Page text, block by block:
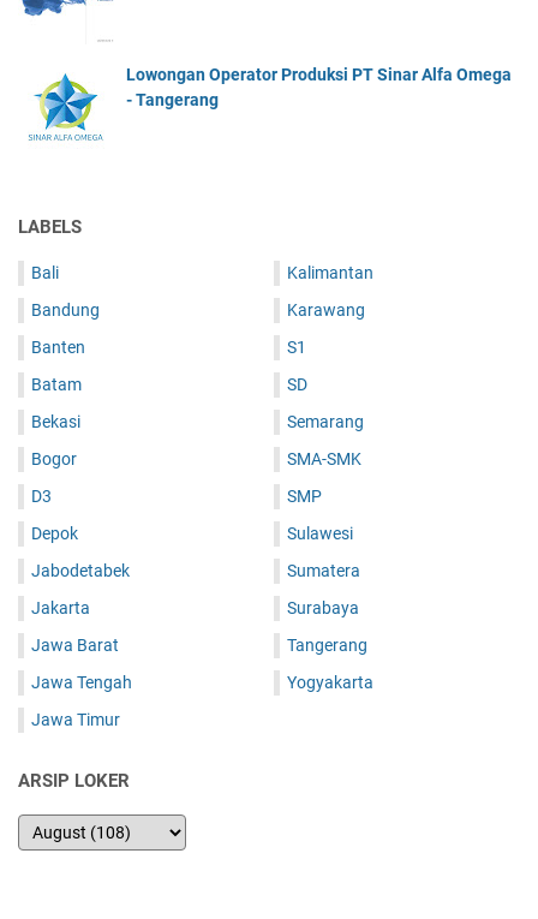
Lowongan Operator Produksi PT Sinar Alfa Omega
- Tangerang
LABELS
Bali
Bandung
Banten
Batam
Bekasi
Bogor
D3
Depok
Jabodetabek
Jakarta
Jawa Barat
Jawa Tengah
Jawa Timur
Kalimantan
Karawang
S1
SD
Semarang
SMA-SMK
SMP
Sulawesi
Sumatera
Surabaya
Tangerang
Yogyakarta
ARSIP LOKER